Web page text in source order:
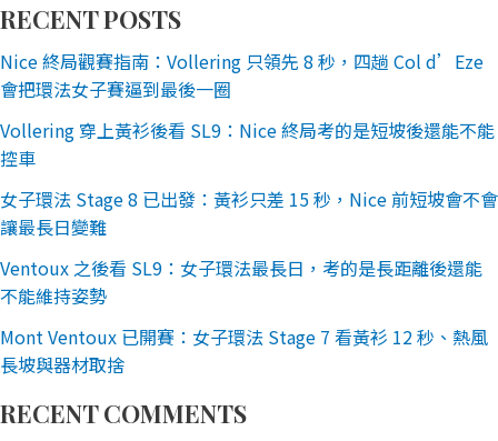
RECENT POSTS
Nice 終局觀賽指南：Vollering 只領先 8 秒，四趟 Col d’Eze
會把環法女子賽逼到最後一圈
Vollering 穿上黃衫後看 SL9：Nice 終局考的是短坡後還能不能
控車
女子環法 Stage 8 已出發：黃衫只差 15 秒，Nice 前短坡會不會
讓最長日變難
Ventoux 之後看 SL9：女子環法最長日，考的是長距離後還能
不能維持姿勢
Mont Ventoux 已開賽：女子環法 Stage 7 看黃衫 12 秒、熱風
長坡與器材取捨
RECENT COMMENTS